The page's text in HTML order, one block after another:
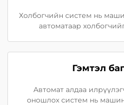
Холбогчийн систем нь
автоматаар
Гэмтэл
Автомат алдаа
оношлох систем нь